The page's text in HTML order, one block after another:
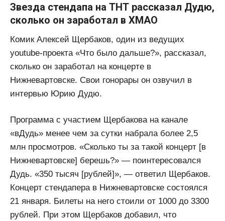
Звезда стендапа на ТНТ рассказал Дудю,
сколько он заработал в ХМАО
Комик Алексей Щербаков, один из ведущих
youtube-проекта «Что было дальше?», рассказал,
сколько он заработал на концерте в
Нижневартовске. Свои гонорары он озвучил в
интервью Юрию Дудю.
Программа с участием Щербакова на канале
«вДудь» менее чем за сутки набрала более 2,5
млн просмотров. «Сколько ты за такой концерт [в
Нижневартовске] берешь?» — поинтересовался
Дудь. «350 тысяч [рублей]», — ответил Щербаков.
Концерт стендапера в Нижневартовске состоялся
21 января. Билеты на него стоили от 1000 до 3300
рублей. При этом Щербаков добавил, что